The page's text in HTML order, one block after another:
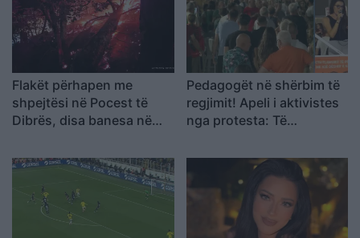
Flakët përhapen me
shpejtësi në Pocest të
Dibrës, disa banesa në
Pedagogët në shërbim të
regjimit! Apeli i aktivistes
nga protesta: Të
Shqipërinë që meritojmë